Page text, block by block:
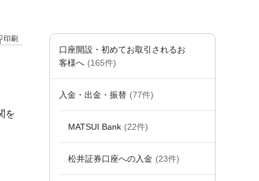
口座開設・初めてお取引されるお
客様へ (165件)
入金・出金・振替 (77件)
MATSUI Bank (22件)
松井証券口座への入金 (23件)
印刷
を